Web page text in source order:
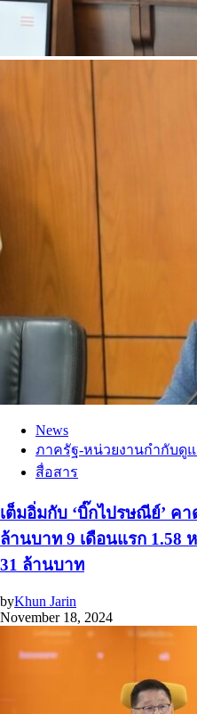
News
ภาครัฐ-หน่วยงานกำกับดู
สื่อสาร
เต็มอิ่มกับ ‘บิ๊กไปรษณีย์’ ค
ล้านบาท 9 เดือนแรก 1.58
31 ล้านบาท
byKhun Jarin
November 18, 2024